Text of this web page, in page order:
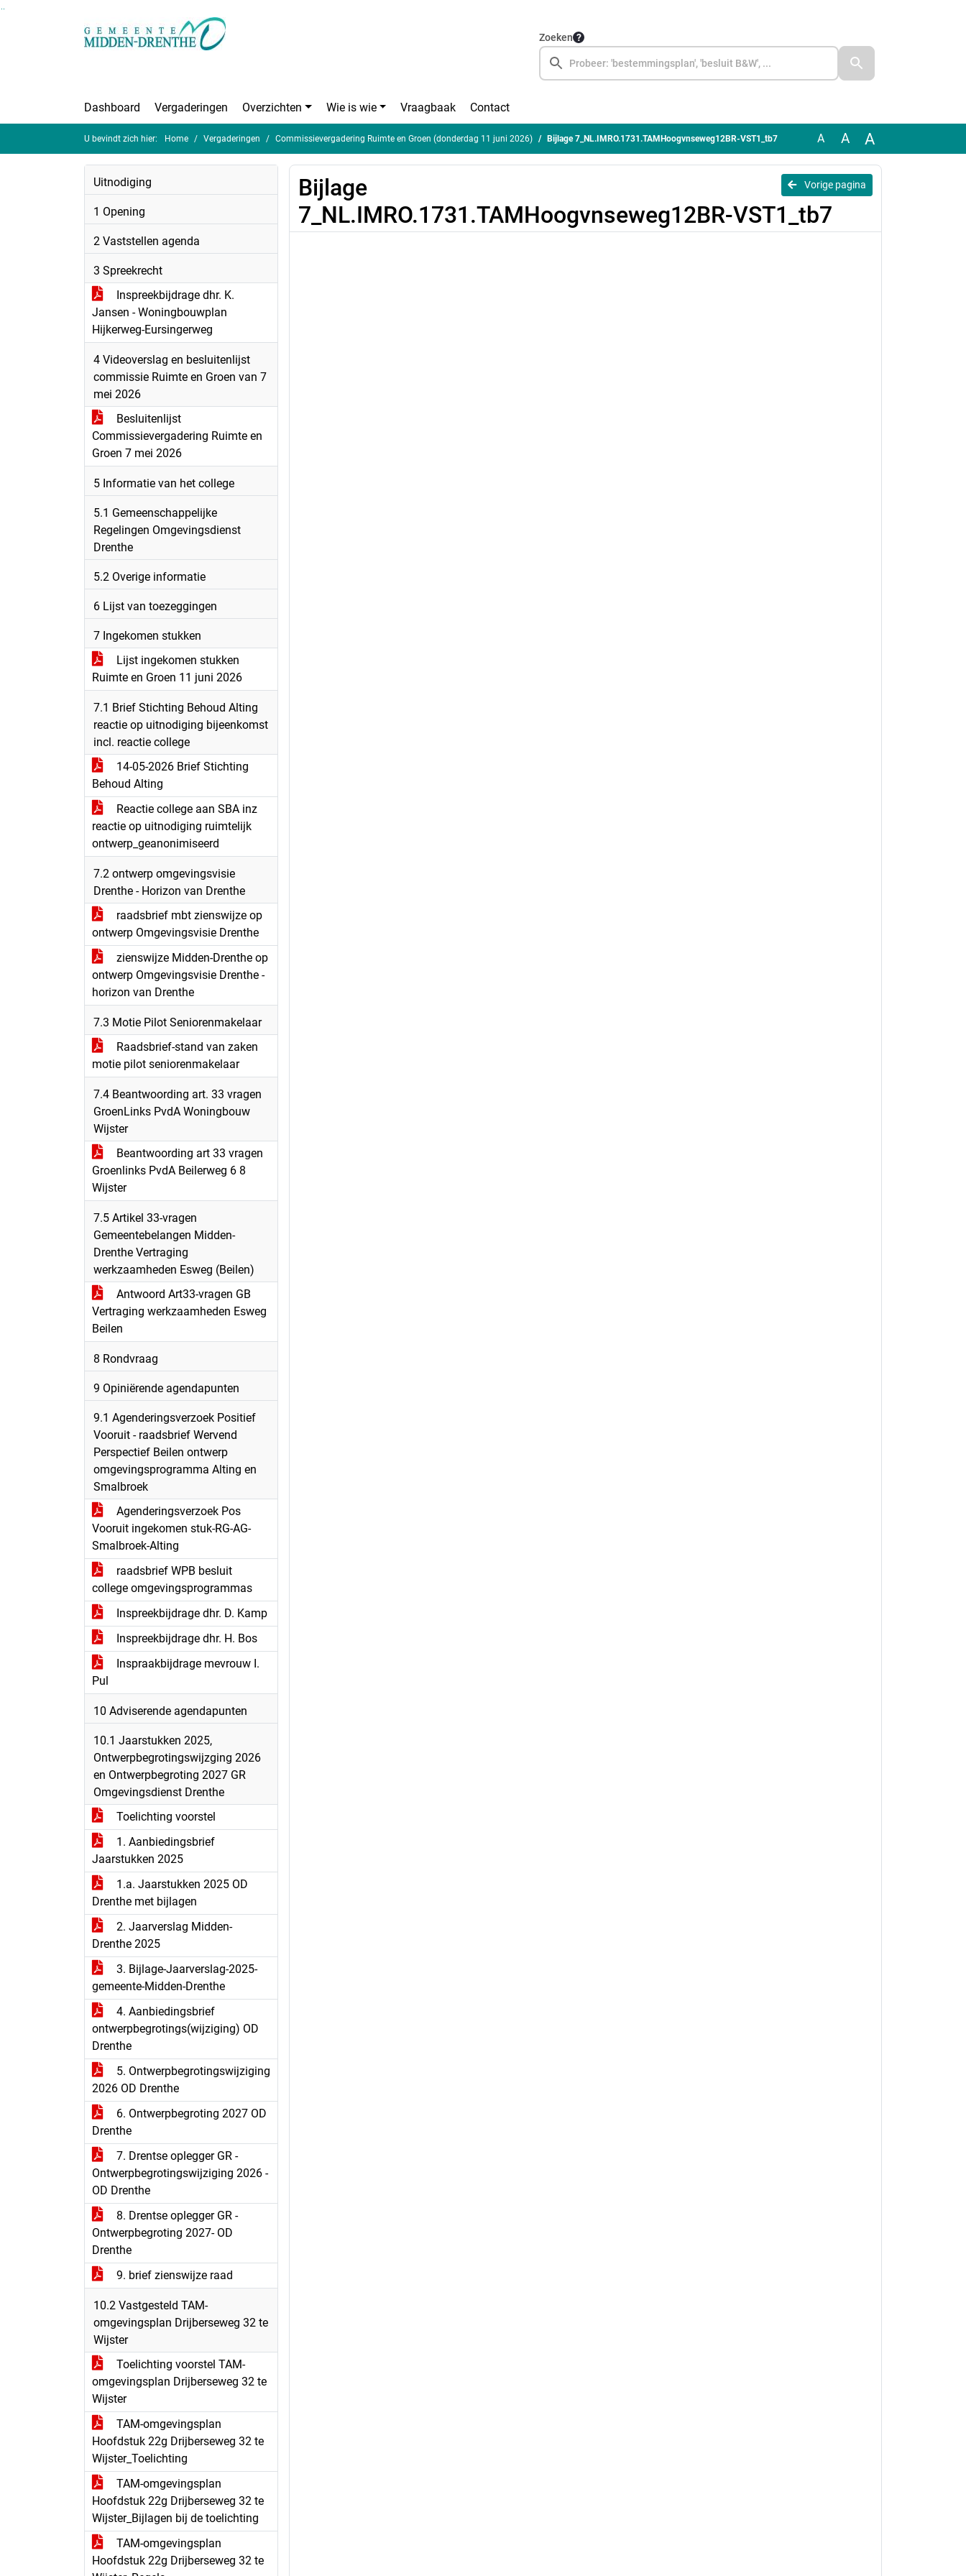
Zoeken
Dashboard Vergaderingen Overzichten Wie is wie Vraagbaak Contact
U bevindt zich hier: Home Vergaderingen Commissievergadering Ruimte en Groen (donderdag 11 juni 2026) Bijlage 7_NL.IMRO.1731.TAMHoogvnseweg12BR-VST1_tb7 A A A
Uitnodiging
1 Opening
2 Vaststellen agenda
3 Spreekrecht
Inspreekbijdrage dhr. K.
Jansen - Woningbouwplan
Hijkerweg-Eursingerweg
4 Videoverslag en besluitenlijst
commissie Ruimte en Groen van 7
mei 2026
Besluitenlijst
Commissievergadering Ruimte en
Groen 7 mei 2026
5 Informatie van het college
5.1 Gemeenschappelijke
Regelingen Omgevingsdienst
Drenthe
5.2 Overige informatie
6 Lijst van toezeggingen
7 Ingekomen stukken
Lijst ingekomen stukken
Ruimte en Groen 11 juni 2026
7.1 Brief Stichting Behoud Alting
reactie op uitnodiging bijeenkomst
incl. reactie college
14-05-2026 Brief Stichting
Behoud Alting
Reactie college aan SBA inz
reactie op uitnodiging ruimtelijk
ontwerp_geanonimiseerd
7.2 ontwerp omgevingsvisie
Drenthe - Horizon van Drenthe
raadsbrief mbt zienswijze op
ontwerp Omgevingsvisie Drenthe
zienswijze Midden-Drenthe op
ontwerp Omgevingsvisie Drenthe -
horizon van Drenthe
7.3 Motie Pilot Seniorenmakelaar
Raadsbrief-stand van zaken
motie pilot seniorenmakelaar
7.4 Beantwoording art. 33 vragen
GroenLinks PvdA Woningbouw
Wijster
Beantwoording art 33 vragen
Groenlinks PvdA Beilerweg 6 8
Wijster
7.5 Artikel 33-vragen
Gemeentebelangen Midden-
Drenthe Vertraging
werkzaamheden Esweg (Beilen)
Antwoord Art33-vragen GB
Vertraging werkzaamheden Esweg
Beilen
8 Rondvraag
9 Opiniërende agendapunten
9.1 Agenderingsverzoek Positief
Vooruit - raadsbrief Wervend
Perspectief Beilen ontwerp
omgevingsprogramma Alting en
Smalbroek
Agenderingsverzoek Pos
Vooruit ingekomen stuk-RG-AG-
Smalbroek-Alting
raadsbrief WPB besluit
college omgevingsprogrammas
Inspreekbijdrage dhr. D. Kamp
Inspreekbijdrage dhr. H. Bos
Inspraakbijdrage mevrouw I.
Pul
10 Adviserende agendapunten
10.1 Jaarstukken 2025,
Ontwerpbegrotingswijzging 2026
en Ontwerpbegroting 2027 GR
Omgevingsdienst Drenthe
Toelichting voorstel
1. Aanbiedingsbrief
Jaarstukken 2025
1.a. Jaarstukken 2025 OD
Drenthe met bijlagen
2. Jaarverslag Midden-
Drenthe 2025
3. Bijlage-Jaarverslag-2025-
gemeente-Midden-Drenthe
4. Aanbiedingsbrief
ontwerpbegrotings(wijziging) OD
Drenthe
5. Ontwerpbegrotingswijziging
2026 OD Drenthe
6. Ontwerpbegroting 2027 OD
Drenthe
7. Drentse oplegger GR -
Ontwerpbegrotingswijziging 2026 -
OD Drenthe
8. Drentse oplegger GR -
Ontwerpbegroting 2027- OD
Drenthe
9. brief zienswijze raad
10.2 Vastgesteld TAM-
omgevingsplan Drijberseweg 32 te
Wijster
Toelichting voorstel TAM-
omgevingsplan Drijberseweg 32 te
Wijster
TAM-omgevingsplan
Hoofdstuk 22g Drijberseweg 32 te
Wijster_Toelichting
TAM-omgevingsplan
Hoofdstuk 22g Drijberseweg 32 te
Wijster_Bijlagen bij de toelichting
TAM-omgevingsplan
Hoofdstuk 22g Drijberseweg 32 te
Vorige pagina
Bijlage
7_NL.IMRO.1731.TAMHoogvnseweg12BR-VST1_tb7